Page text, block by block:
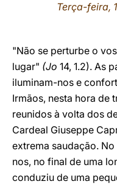
Terça-feira,
"Não se perturbe o
lugar" (Jo 14, 1.2). As
iluminam-nos e
Irmãos, nesta hora de
reunidos à volta dos
Cardeal Giuseppe
extrema saudação.
nos, no final de uma
conduziu de uma